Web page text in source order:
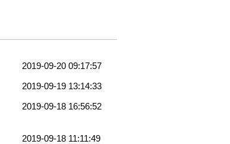
2019-09-20 09:17:57
2019-09-19 13:14:33
2019-09-18 16:56:52
2019-09-18 11:11:49